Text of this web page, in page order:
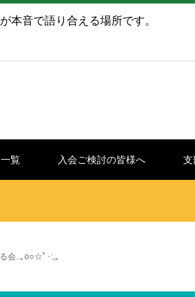
本音で語り合える場所です。
覧 入会ご検討の皆様へ 支
会..｡o○☆ﾟ･:,｡